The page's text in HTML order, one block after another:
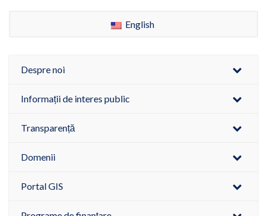
English
Despre noi
Informații de interes public
Transparență
Domenii
Portal GIS